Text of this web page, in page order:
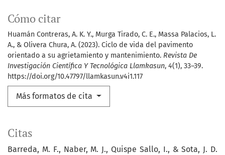
Cómo citar
Huamán Contreras, A. K. Y., Murga Tirado, C. E., Massa Palacios, L.
A., & Olivera Chura, A. (2023). Ciclo de vida del pavimento
orientado a su agrietamiento y mantenimiento. Revista De
Investigación Científica Y Tecnológica Llamkasun, 4(1), 33–39.
https://doi.org/10.47797/llamkasun.v4i1.117
Más formatos de cita
Citas
Barreda, M. F., Naber, M. J., Quispe Sallo, I., & Sota, J. D.